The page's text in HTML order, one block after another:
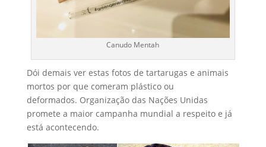
Canudo Mentah
Dói demais ver estas fotos de tartarugas e animais
mortos por que comeram plástico ou
deformados. Organização das Nações Unidas
promete a maior campanha mundial a respeito e já
está acontecendo.